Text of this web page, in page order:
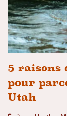
5 raisons
pour
Utah